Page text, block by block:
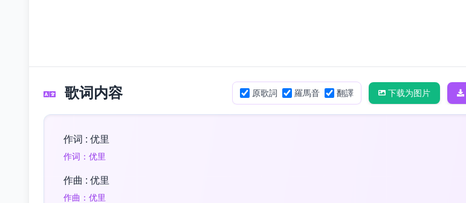
歌词内容 原歌詞 羅馬音 翻譯 下载为图片
作词 : 优里
作词：优里
作曲 : 优里
作曲：优里